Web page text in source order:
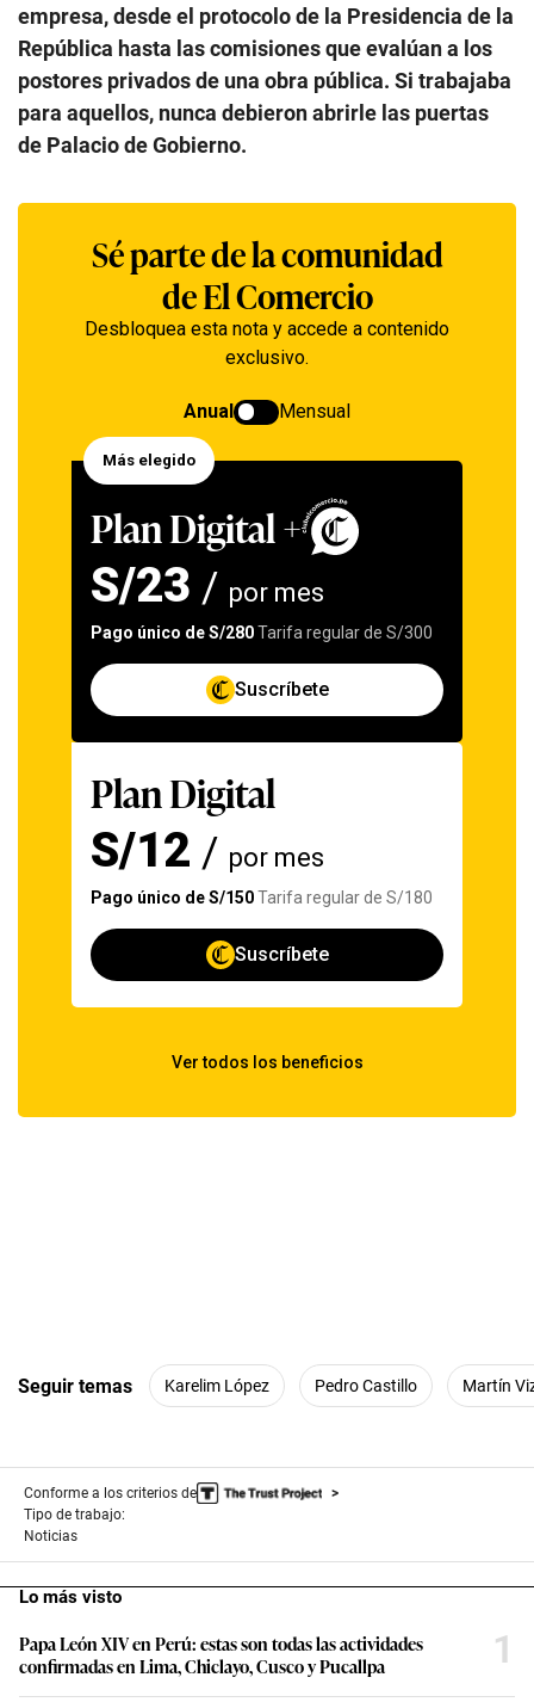
empresa, desde el protocolo de la Presidencia de la
República hasta las comisiones que evalúan a los
postores privados de una obra pública. Si trabajaba
para aquellos, nunca debieron abrirle las puertas
de Palacio de Gobierno.
Seguir temas Karelim López Pedro Castillo Martín
Conforme a los criterios de
Tipo de trabajo:
Noticias
Lo más visto
Papa León XIV en Perú: estas son todas las actividades
confirmadas en Lima, Chiclayo, Cusco y Pucallpa
1